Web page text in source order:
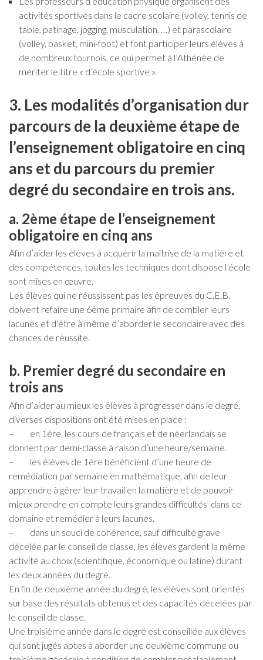
activités sportives dans le cadre scolaire (volley, tennis de
table, patinage, jogging, musculation, …) et parascolaire
(volley, basket, mini-foot) et font participer leurs élèves à
de nombreux tournois, ce qui permet à l’Athénée de
mériter le titre « d’école sportive ».
3. Les modalités d’organisation dur
parcours de la deuxième étape de
l’enseignement obligatoire en cinq
ans et du parcours du premier
degré du secondaire en trois ans.
a. 2ème étape de l’enseignement
obligatoire en cinq ans
Afin d’aider les élèves à acquérir la maîtrise de la matière et
des compétences, toutes les techniques dont dispose l’école
sont mises en œuvre.
Les élèves qui ne réussissent pas les épreuves du C.E.B.
doivent refaire une 6ème primaire afin de combler leurs
lacunes et d’être à même d’aborder le secondaire avec des
chances de réussite.
b. Premier degré du secondaire en
trois ans
Afin d’aider au mieux les élèves à progresser dans le degré,
diverses dispositions ont été mises en place :
– en 1ère, les cours de français et de néerlandais se
donnent par demi-classe à raison d’une heure/semaine.
– les élèves de 1ère bénéficient d’une heure de
remédiation par semaine en mathématique, afin de leur
apprendre à gérer leur travail en la matière et de pouvoir
mieux prendre en compte leurs grandes difficultés dans ce
domaine et remédier à leurs lacunes.
– dans un souci de cohérence, sauf difficulté grave
décelée par le conseil de classe, les élèves gardent la même
activité au choix (scientifique, économique ou latine) durant
les deux années du degré.
En fin de deuxième année du degré, les élèves sont orientés
sur base des résultats obtenus et des capacités décelées par
le conseil de classe.
Une troisième année dans le degré est conseillée aux élèves
qui sont jugés aptes à aborder une deuxième commune ou